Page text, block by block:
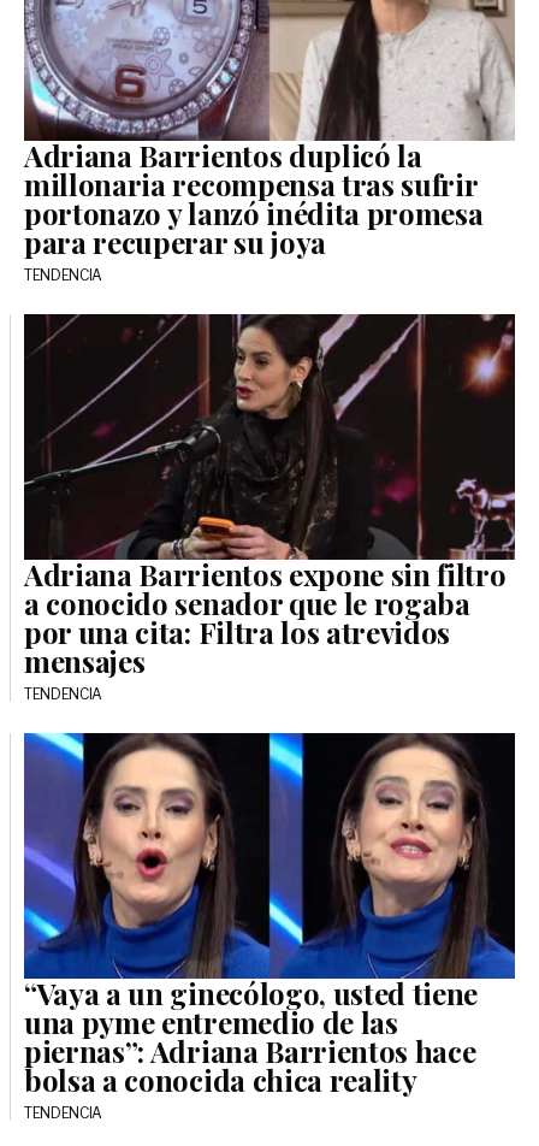
Adriana Barrientos duplicó la
millonaria recompensa tras sufrir
portonazo y lanzó inédita promesa
para recuperar su joya
TENDENCIA
Adriana Barrientos expone sin filtro
a conocido senador que le rogaba
por una cita: Filtra los atrevidos
mensajes
TENDENCIA
“Vaya a un ginecólogo, usted tiene
una pyme entremedio de las
piernas”: Adriana Barrientos hace
bolsa a conocida chica reality
TENDENCIA